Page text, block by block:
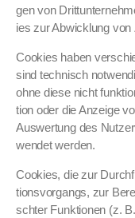
gen von
ies zur Abwick­lung
Cook­ies haben
sind tech­nisch
ohne diese nicht
tion oder die Anzeige
Auswer­tung des
wen­det wer­den.
Cook­ies, die zur
tionsvor­gangs, zur
schter Funk­tio­nen (z.